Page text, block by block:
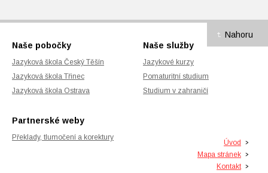
Naše pobočky
Jazyková škola Český Těšín
Jazyková škola Třinec
Jazyková škola Ostrava
Naše služby
Jazykové kurzy
Pomaturitní studium
Studium v zahraničí
Partnerské weby
Překlady, tlumočení a korektury
Úvod
Mapa stránek
Kontakt
Nahoru